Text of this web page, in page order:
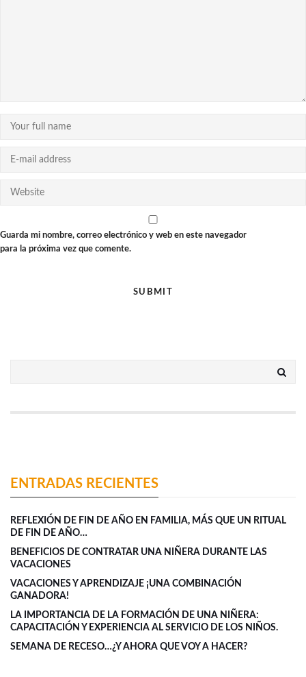
Guarda mi nombre, correo electrónico y web en este navegador
para la próxima vez que comente.
ENTRADAS RECIENTES
REFLEXIÓN DE FIN DE AÑO EN FAMILIA, MÁS QUE UN RITUAL
DE FIN DE AÑO…
BENEFICIOS DE CONTRATAR UNA NIÑERA DURANTE LAS
VACACIONES
VACACIONES Y APRENDIZAJE ¡UNA COMBINACIÓN
GANADORA!
LA IMPORTANCIA DE LA FORMACIÓN DE UNA NIÑERA:
CAPACITACIÓN Y EXPERIENCIA AL SERVICIO DE LOS NIÑOS.
SEMANA DE RECESO…¿Y AHORA QUE VOY A HACER?